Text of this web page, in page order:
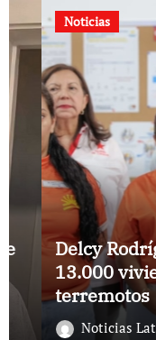
Noticias
Delcy
13.000
terremotos
Noticias Latinas